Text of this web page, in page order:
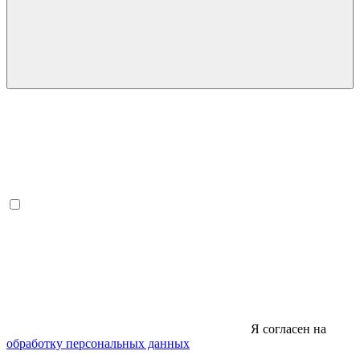
Я согласен на
обработку персональных данных